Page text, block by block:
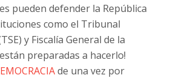
pueden defender la República
como el Tribunal
y Fiscalía General de la
preparadas a hacerlo!
de una vez por